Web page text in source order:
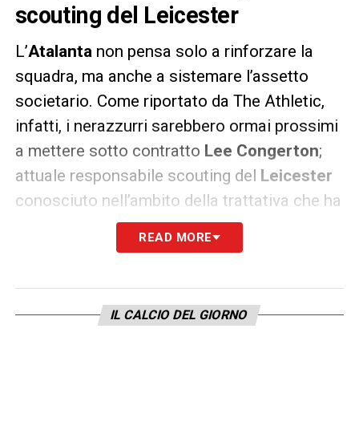
scouting del Leicester
L’Atalanta non pensa solo a rinforzare la
squadra, ma anche a sistemare l’assetto
societario. Come riportato da The Athletic,
infatti, i nerazzurri sarebbero ormai prossimi
a mettere sotto contratto Lee Congerton;
attuale responsabile scouting del Leicester
conosciuto nell’ambito della trattativa che ha
Castagnein Inghilterra.
all’Atalantaper rinforzare il reparto dell’area
tecnica nerazzurra. In carriera Congerton ha
READ MORE
IL CALCIO DEL GIORNO